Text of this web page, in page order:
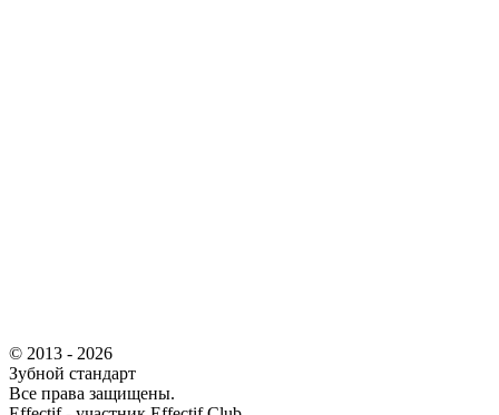
© 2013 - 2026
Зубной стандарт
Все права защищены.